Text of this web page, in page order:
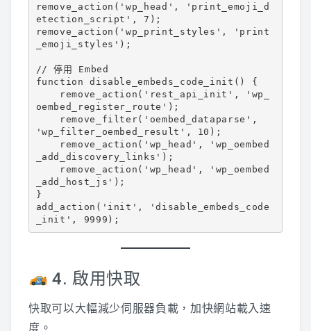
remove_action('wp_head', 'print_emoji_d
etection_script', 7);
remove_action('wp_print_styles', 'print
_emoji_styles');
// 停用 Embed
function disable_embeds_code_init() {
oembed_register_route');
'wp_filter_oembed_result', 10);
_add_discovery_links');
_add_host_js');
}
add_action('init', 'disable_embeds_code
4. 啟用快取
快取可以大幅減少伺服器負載，加快網站載入速
度。